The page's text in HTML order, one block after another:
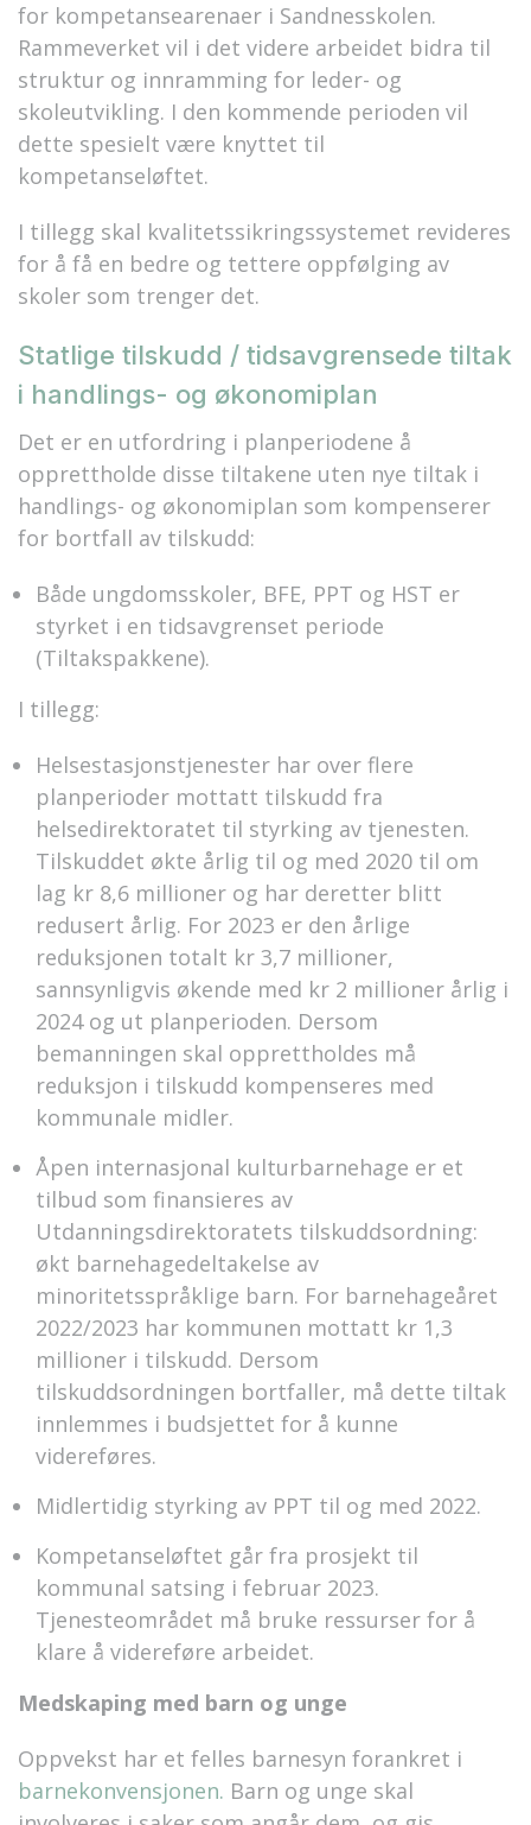
for kompetansearenaer i Sandnesskolen.
Rammeverket vil i det videre arbeidet bidra til
struktur og innramming for leder- og
skoleutvikling. I den kommende perioden vil
dette spesielt være knyttet til
kompetanseløftet.
I tillegg skal kvalitetssikringssystemet revideres
for å få en bedre og tettere oppfølging av
skoler som trenger det.
Statlige tilskudd / tidsavgrensede tiltak
i handlings- og økonomiplan
Det er en utfordring i planperiodene å
opprettholde disse tiltakene uten nye tiltak i
handlings- og økonomiplan som kompenserer
for bortfall av tilskudd:
Både ungdomsskoler, BFE, PPT og HST er
styrket i en tidsavgrenset periode
(Tiltakspakkene).
I tillegg:
Helsestasjonstjenester har over flere
planperioder mottatt tilskudd fra
helsedirektoratet til styrking av tjenesten.
Tilskuddet økte årlig til og med 2020 til om
lag kr 8,6 millioner og har deretter blitt
redusert årlig. For 2023 er den årlige
reduksjonen totalt kr 3,7 millioner,
sannsynligvis økende med kr 2 millioner årlig i
2024 og ut planperioden. Dersom
bemanningen skal opprettholdes må
reduksjon i tilskudd kompenseres med
kommunale midler.
Åpen internasjonal kulturbarnehage er et
tilbud som finansieres av
Utdanningsdirektoratets tilskuddsordning:
økt barnehagedeltakelse av
minoritetsspråklige barn. For barnehageåret
2022/2023 har kommunen mottatt kr 1,3
millioner i tilskudd. Dersom
tilskuddsordningen bortfaller, må dette tiltak
innlemmes i budsjettet for å kunne
videreføres.
Midlertidig styrking av PPT til og med 2022.
Kompetanseløftet går fra prosjekt til
kommunal satsing i februar 2023.
Tjenesteområdet må bruke ressurser for å
klare å videreføre arbeidet.
Medskaping med barn og unge
Oppvekst har et felles barnesyn forankret i
barnekonvensjonen. Barn og unge skal